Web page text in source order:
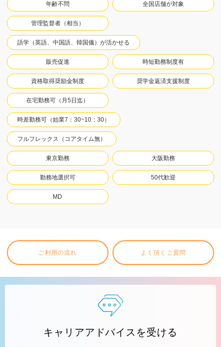
年齢不問 全国店舗が対象
管理監督者（相当）
語学（英語、中国語、韓国儀）が活かせる
販売促進 時短勤務制度有
資格取得奨励金制度 奨学金返済支援制度
在宅勤務可（月5日迄）
時差勤務可（始業7：30~10：30）
フルフレックス（コアタイム無）
東京勤務 大阪勤務
勤務地選択可 50代歓迎
MD
ご利用の流れ よく頂くご質問
キャリアアドバイスを受ける